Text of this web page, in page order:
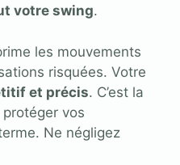
votre swing.
les mouvements
risquées. Votre
et précis. C’est la
vos
Ne négligez